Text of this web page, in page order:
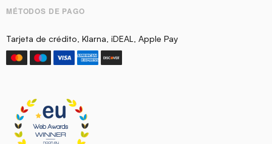
MÉTODOS DE PAGO
Tarjeta de crédito, Klarna, iDEAL, Apple Pay